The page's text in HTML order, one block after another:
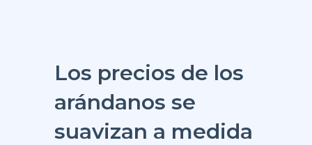
Los precios de los
arándanos se
suavizan a medida